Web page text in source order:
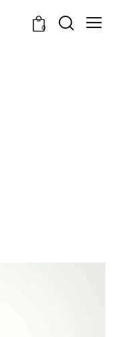
0